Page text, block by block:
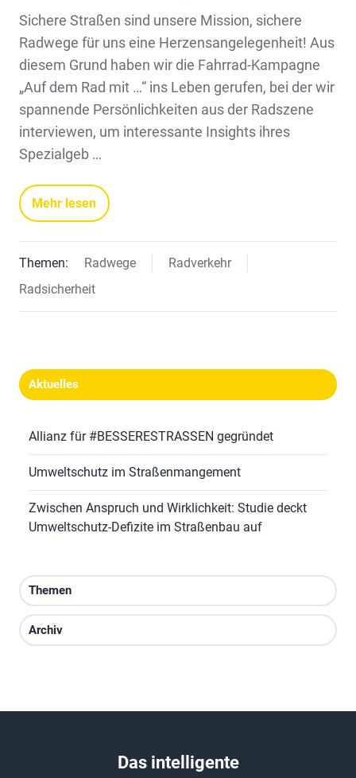
Sichere Straßen sind unsere Mission, sichere
Radwege für uns eine Herzensangelegenheit! Aus
diesem Grund haben wir die Fahrrad-Kampagne
„Auf dem Rad mit …“ ins Leben gerufen, bei der wir
spannende Persönlichkeiten aus der Radszene
interviewen, um interessante Insights ihres
Spezialgeb …
Mehr lesen
Themen: Radwege
Radverkehr
Radsicherheit
Aktuelles
Allianz für #BESSERESTRASSEN gegründet
Umweltschutz im Straßenmangement
Zwischen Anspruch und Wirklichkeit: Studie deckt
Umweltschutz-Defizite im Straßenbau auf
Themen
Archiv
Das intelligente